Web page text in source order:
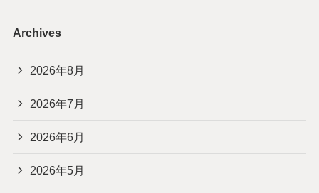
Archives
2026年8月
2026年7月
2026年6月
2026年5月